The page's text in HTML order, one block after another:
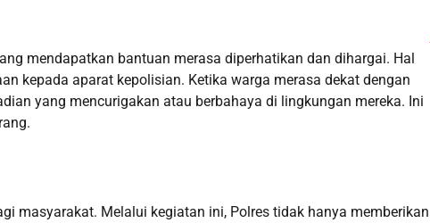
mendapatkan bantuan merasa diperhatikan dan dihargai. Hal
kepada aparat kepolisian. Ketika warga merasa dekat dengan
yang mencurigakan atau berbahaya di lingkungan mereka. Ini
masyarakat. Melalui kegiatan ini, Polres tidak hanya memberikan